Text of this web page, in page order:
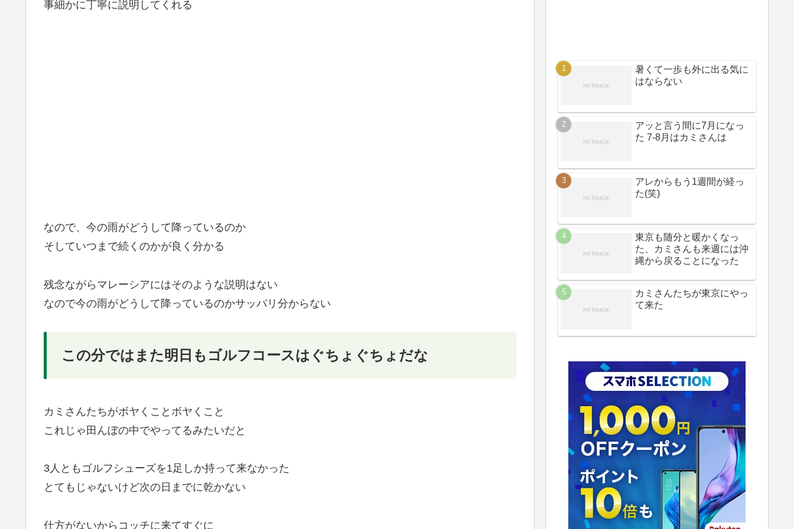
事細かに丁寧に説明してくれる
なので、今の雨がどうして降っているのか
そしていつまで続くのかが良く分かる
残念ながらマレーシアにはそのような説明はない
なので今の雨がどうして降っているのかサッパリ分からない
この分ではまた明日もゴルフコースはぐちょぐちょだな
カミさんたちがボヤくことボヤくこと
これじゃ田んぼの中でやってるみたいだと
3人ともゴルフシューズを1足しか持って来なかった
とてもじゃないけど次の日までに乾かない
仕方がないからコッチに来てすぐに
暑くて一歩も外に出る気に
はならない
アッと言う間に7月になっ
た 7-8月はカミさんは
アレからもう1週間が経っ
た(笑)
東京も随分と暖かくなっ
た、カミさんも来週には沖
縄から戻ることになった
カミさんたちが東京にやっ
て来た